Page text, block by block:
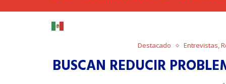
Destacado Entrevistas,
BUSCAN REDUCIR